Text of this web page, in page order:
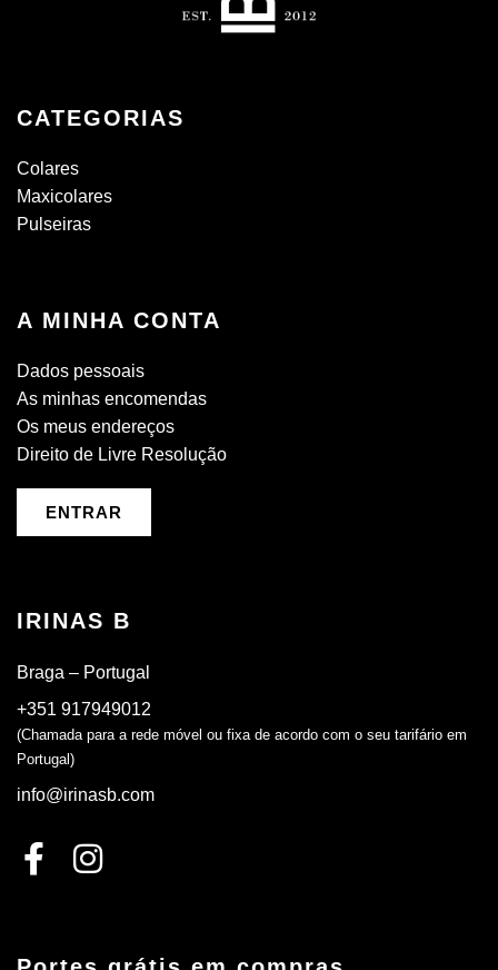
CATEGORIAS
Colares
Maxicolares
Pulseiras
A MINHA CONTA
Dados pessoais
As minhas encomendas
Os meus endereços
Direito de Livre Resolução
ENTRAR
IRINAS B
Braga – Portugal
+351 917949012
(Chamada para a rede móvel ou fixa de acordo com o seu tarifário em
Portugal)
info@irinasb.com